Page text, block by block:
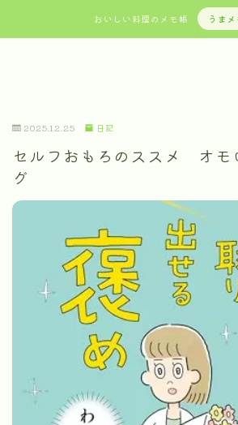
おいしい料理のメモ帳 うまメ
2025.12.25 日記
セルフおもろのススメ オモ
グ